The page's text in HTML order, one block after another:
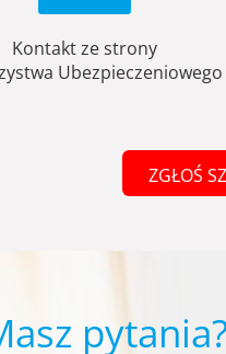
Kontakt ze strony
Ubezpieczeniowego
ZGŁOŚ